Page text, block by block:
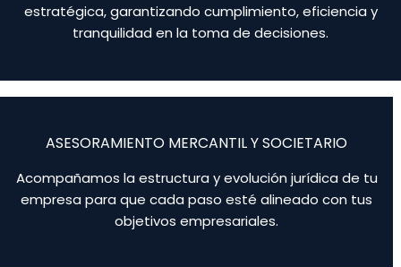
estratégica, garantizando cumplimiento, eficiencia y
tranquilidad en la toma de decisiones.
ASESORAMIENTO MERCANTIL Y SOCIETARIO
Acompañamos la estructura y evolución jurídica de tu
empresa para que cada paso esté alineado con tus
objetivos empresariales.